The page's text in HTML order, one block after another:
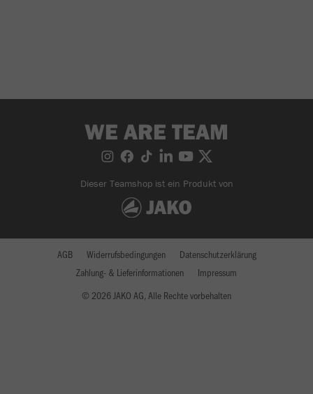
WE ARE TEAM
Dieser Teamshop ist ein Produkt von
© 2026 JAKO AG, Alle Rechte vorbehalten
AGB Widerrufsbedingungen
Datenschutzerklärung
Zahlung- & Lieferinformationen
Impressum